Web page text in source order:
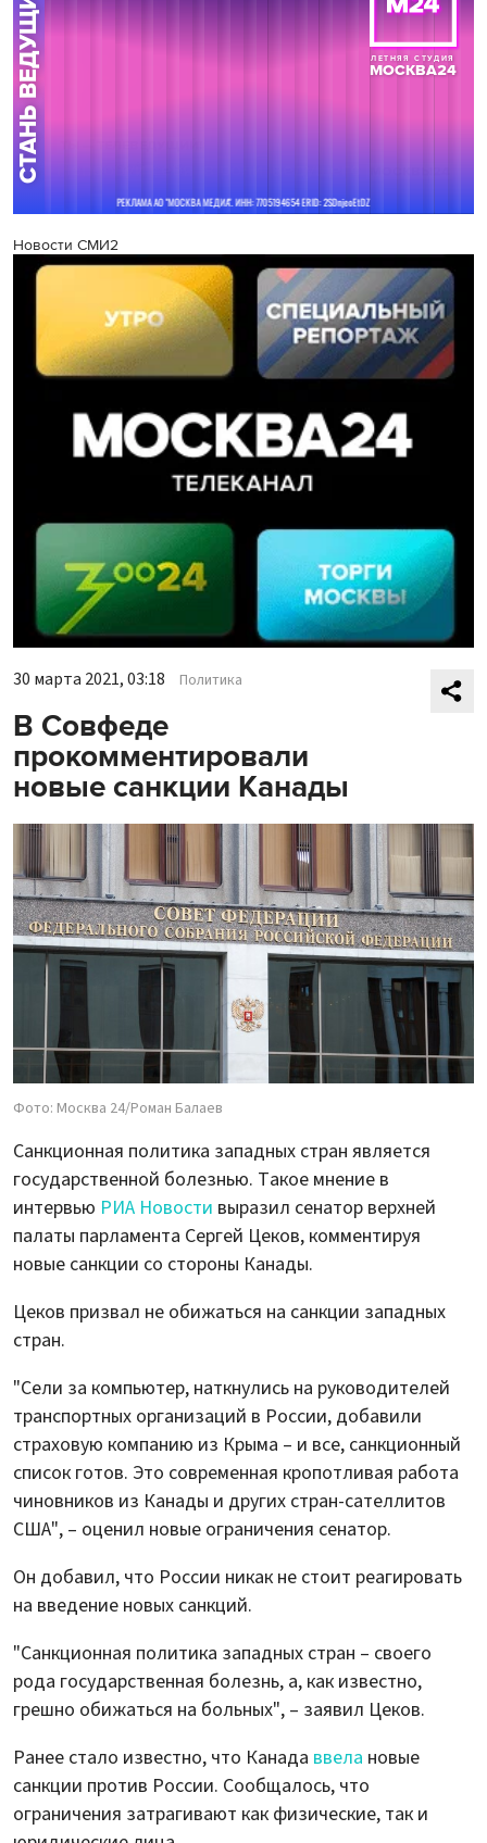
Новости СМИ2
30 марта 2021, 03:18 Политика
В Совфеде
прокомментировали
новые санкции Канады
Фото: Москва 24/Роман Балаев
Санкционная политика западных стран является
государственной болезнью. Такое мнение в
интервью РИА Новости выразил сенатор верхней
палаты парламента Сергей Цеков, комментируя
новые санкции со стороны Канады.
Цеков призвал не обижаться на санкции западных
стран.
"Сели за компьютер, наткнулись на руководителей
транспортных организаций в России, добавили
страховую компанию из Крыма – и все, санкционный
список готов. Это современная кропотливая работа
чиновников из Канады и других стран-сателлитов
США", – оценил новые ограничения сенатор.
Он добавил, что России никак не стоит реагировать
на введение новых санкций.
"Санкционная политика западных стран – своего
рода государственная болезнь, а, как известно,
грешно обижаться на больных", – заявил Цеков.
Ранее стало известно, что Канада ввела новые
санкции против России. Сообщалось, что
ограничения затрагивают как физические, так и